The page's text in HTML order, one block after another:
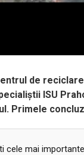
de
ISU
Primele
cele mai